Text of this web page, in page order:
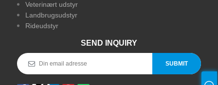
Veterinært udstyr
Landbrugsudstyr
Rideudstyr
SEND INQUIRY
SUBMIT